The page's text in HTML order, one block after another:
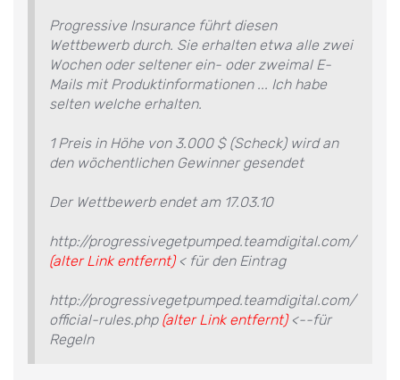
Progressive Insurance führt diesen
Wettbewerb durch. Sie erhalten etwa alle zwei
Wochen oder seltener ein- oder zweimal E-
Mails mit Produktinformationen ... Ich habe
selten welche erhalten.
1 Preis in Höhe von 3.000 $ (Scheck) wird an
den wöchentlichen Gewinner gesendet
Der Wettbewerb endet am 17.03.10
http://progressivegetpumped.teamdigital.com/
(alter Link entfernt)< für den Eintrag
http://progressivegetpumped.teamdigital.com/
official-rules.php (alter Link entfernt)<--für
Regeln